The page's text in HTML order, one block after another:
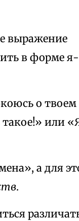
выражение
в форме я-
о твоем
такое!» или
а для
.